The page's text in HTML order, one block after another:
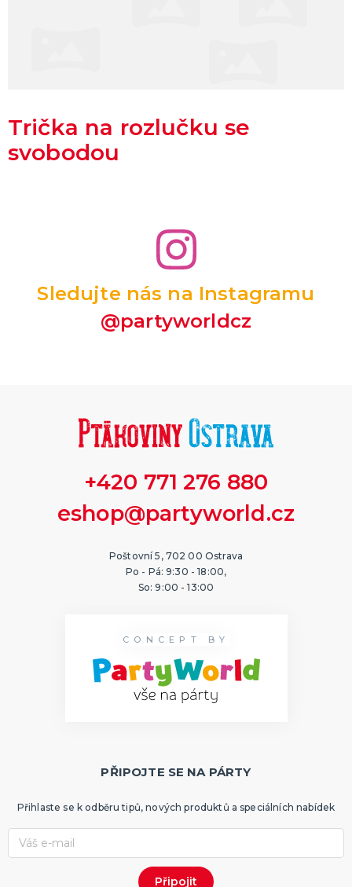
Trička na rozlučku se
svobodou
Sledujte nás na Instagramu
@partyworldcz
+420 771 276 880
eshop@partyworld.cz
Poštovní 5, 702 00 Ostrava
Po - Pá: 9:30 - 18:00,
So: 9:00 - 13:00
CONCEPT BY
PŘIPOJTE SE NA PÁRTY
Přihlaste se k odběru tipů, nových produktů a speciálních nabídek